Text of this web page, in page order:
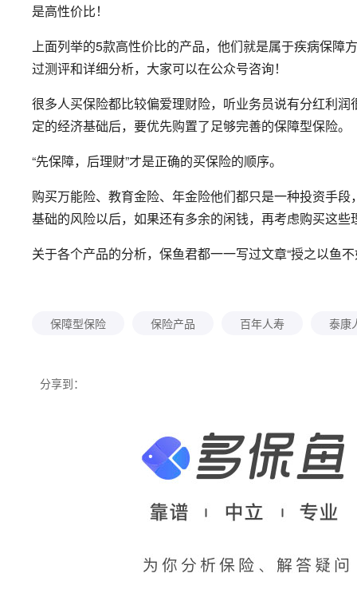
是高性价比！
上面列举的5款高性价比的产品，他们就是属于疾病保障
过测评和详细分析，大家可以在公众号咨询！
很多人买保险都比较偏爱理财险，听业务员说有分红利
定的经济基础后，要优先购置了足够完善的保障型保险。
“先保障，后理财”才是正确的买保险的顺序。
购买万能险、教育金险、年金险他们都只是一种投资手
基础的风险以后，如果还有多余的闲钱，再考虑购买这些
关于各个产品的分析，保鱼君都一一写过文章“授之以鱼
分享到：
保障型保险 保险产品 百年人寿 泰康